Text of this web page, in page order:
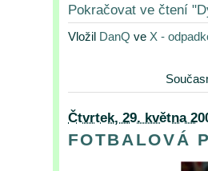
Pokračovat ve čtení
Vložil DanQ ve X -
Čtvrtek, 29. května
FOTBALOVÁ